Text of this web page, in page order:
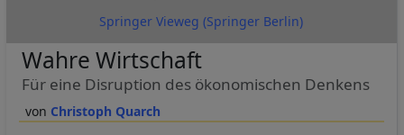
Springer Vieweg (Springer Berlin)
Christoph Quarch
Wahre Wirtschaft
Für eine Disruption des ökonomischen Denkens